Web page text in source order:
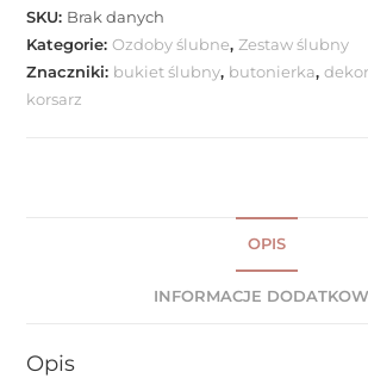
SKU: Brak danych
Kategorie:Ozdoby ślubne, Zestaw ślubny
Znaczniki: bukiet ślubny, butonierka,
korsarz
OPIS
INFORMACJE
Opis